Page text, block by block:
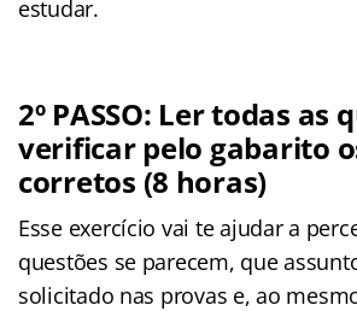
estudar.
2º PASSO: Ler todas as
verificar pelo gabarito
corretos (8 horas)
Esse exercício vai te ajudar a
questões se parecem, que
solicitado nas provas e, ao